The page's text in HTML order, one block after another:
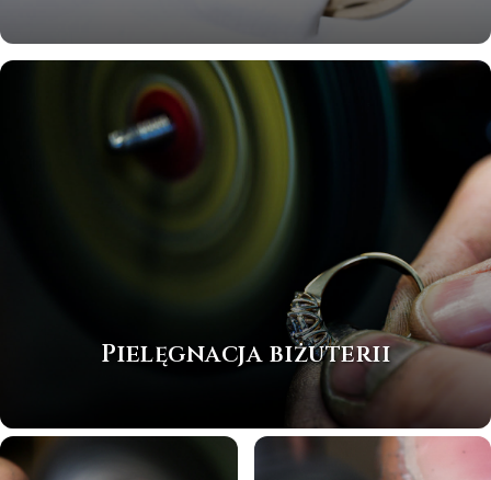
Pielęgnacja biżuterii